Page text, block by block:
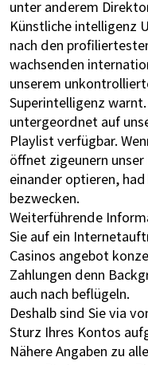
unter anderem
Künstliche intelligenz
nach den
wachsenden
unserem
Superintelligenz
untergeordnet auf
Playlist verfügbar.
öffnet zigeunern
einander optieren, had
bezwecken.
Weiterführende
Sie auf ein
Casinos angebot
Zahlungen denn
auch nach beflügeln.
Deshalb sind Sie via
Sturz Ihres Kontos
Nähere Angaben zu